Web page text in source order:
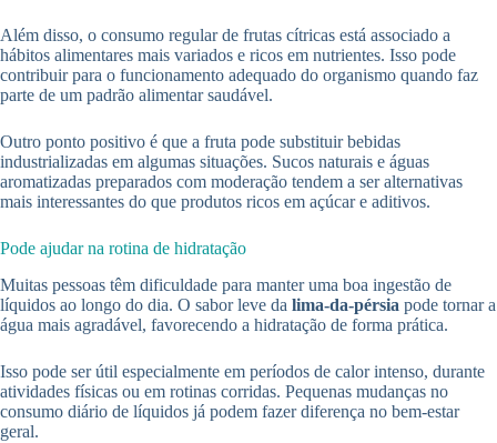
Além disso, o consumo regular de frutas cítricas está associado a
hábitos alimentares mais variados e ricos em nutrientes. Isso pode
contribuir para o funcionamento adequado do organismo quando faz
parte de um padrão alimentar saudável.
Outro ponto positivo é que a fruta pode substituir bebidas
industrializadas em algumas situações. Sucos naturais e águas
aromatizadas preparados com moderação tendem a ser alternativas
mais interessantes do que produtos ricos em açúcar e aditivos.
Pode ajudar na rotina de hidratação
Muitas pessoas têm dificuldade para manter uma boa ingestão de
líquidos ao longo do dia. O sabor leve da lima-da-pérsia pode tornar a
água mais agradável, favorecendo a hidratação de forma prática.
Isso pode ser útil especialmente em períodos de calor intenso, durante
atividades físicas ou em rotinas corridas. Pequenas mudanças no
consumo diário de líquidos já podem fazer diferença no bem-estar
geral.